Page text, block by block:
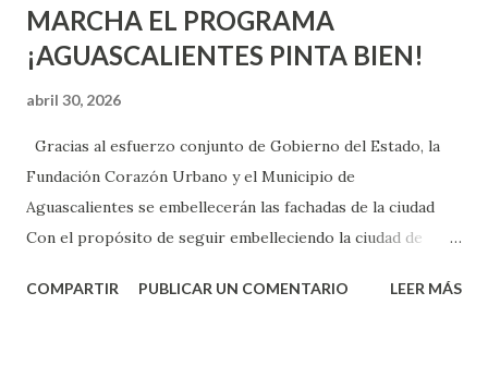
MARCHA EL PROGRAMA
¡AGUASCALIENTES PINTA BIEN!
abril 30, 2026
Gracias al esfuerzo conjunto de Gobierno del Estado, la
Fundación Corazón Urbano y el Municipio de
Aguascalientes se embellecerán las fachadas de la ciudad
Con el propósito de seguir embelleciendo la ciudad de
municipal, Leo Montañez dio inicio al programa
COMPARTIR PUBLICAR UN COMENTARIO LEER MÁS